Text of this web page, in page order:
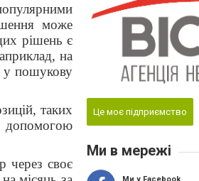
може
рішень є
на
у пошукову
таких
допомогою
через своє
Це моє підприємство
Ми в мережі